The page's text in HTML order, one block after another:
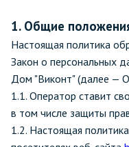
1. Общие
Настоящая политика
Закон о персональных
Дом "Виконт" (далее —
1.1. Оператор ставит
в том числе защиты
1.2. Настоящая